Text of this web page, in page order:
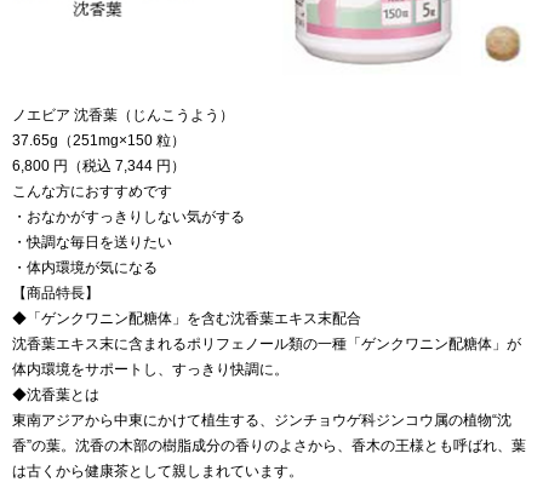
ノエビア 沈香葉（じんこうよう）
37.65g（251mg×150 粒）
6,800 円（税込 7,344 円）
こんな方におすすめです
・おなかがすっきりしない気がする
・快調な毎日を送りたい
・体内環境が気になる
【商品特長】
◆「ゲンクワニン配糖体」を含む沈香葉エキス末配合
沈香葉エキス末に含まれるポリフェノール類の一種「ゲンクワニン配糖体」が
体内環境をサポートし、すっきり快調に。
◆沈香葉とは
東南アジアから中東にかけて植生する、ジンチョウゲ科ジンコウ属の植物“沈
香”の葉。沈香の木部の樹脂成分の香りのよさから、香木の王様とも呼ばれ、葉
は古くから健康茶として親しまれています。